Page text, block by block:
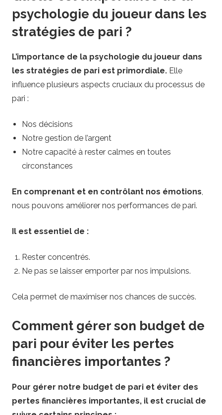
psychologie du joueur dans les
stratégies de pari ?
L’importance de la psychologie du joueur dans
les stratégies de pari est primordiale. Elle
influence plusieurs aspects cruciaux du processus de
pari :
Nos décisions
Notre gestion de l’argent
Notre capacité à rester calmes en toutes
circonstances
En comprenant et en contrôlant nos émotions,
nous pouvons améliorer nos performances de pari.
Il est essentiel de :
Rester concentrés.
Ne pas se laisser emporter par nos impulsions.
Cela permet de maximiser nos chances de succès.
Comment gérer son budget de
pari pour éviter les pertes
financières importantes ?
Pour gérer notre budget de pari et éviter des
pertes financières importantes, il est crucial de